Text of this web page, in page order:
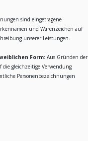
sind eingetragene
und Warenzeichen auf
unserer Leistungen.
Form: Aus Gründen der
die gleichzeitige Verwendung
Personenbezeichnungen